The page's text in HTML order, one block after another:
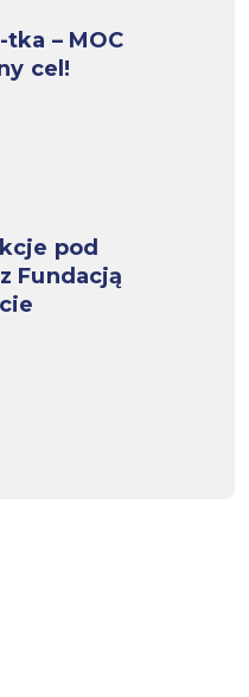
– MOC
cel!
pod
Fundacją